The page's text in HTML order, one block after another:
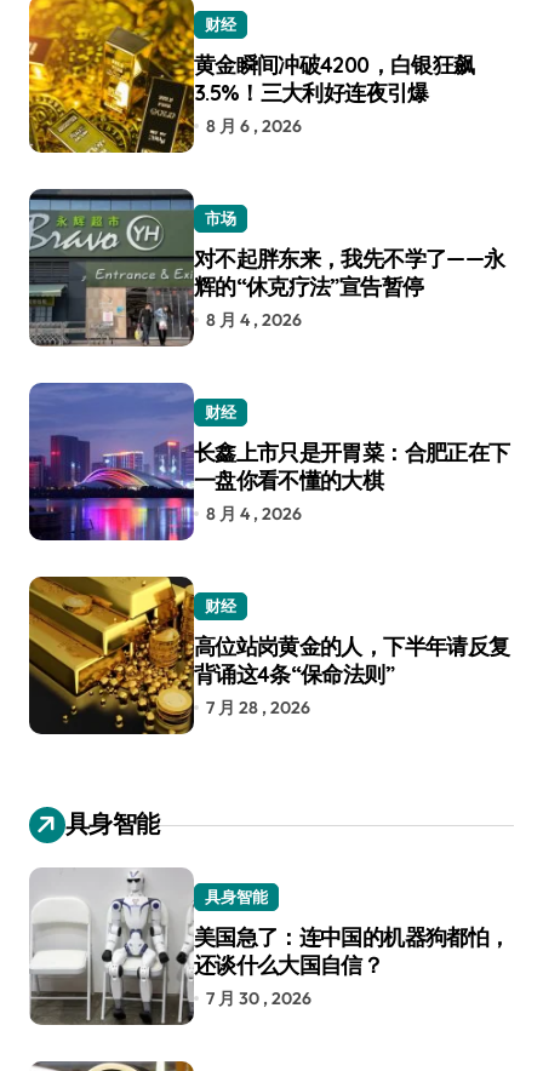
财经
黄金瞬间冲破4200，白银狂飙
3.5%！三大利好连夜引爆
8 月 6 , 2026
市场
对不起胖东来，我先不学了——永
辉的“休克疗法”宣告暂停
8 月 4 , 2026
财经
长鑫上市只是开胃菜：合肥正在下
一盘你看不懂的大棋
8 月 4 , 2026
财经
高位站岗黄金的人，下半年请反复
背诵这4条“保命法则”
7 月 28 , 2026
具身智能
具身智能
美国急了：连中国的机器狗都怕，
还谈什么大国自信？
7 月 30 , 2026